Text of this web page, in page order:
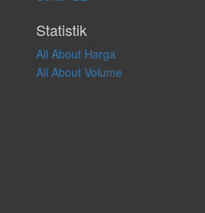
Statistik
All About Harga
All About Volume